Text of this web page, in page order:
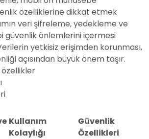
özelliklerine dikkat etmek
veri şifreleme, yedekleme ve
güvenlik önlemlerini içermesi
yetkisiz erişimden korunması,
açısından büyük önem taşır.
Kullanım
Kolaylığı
Güvenlik
Özellikleri